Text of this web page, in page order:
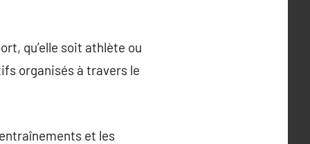
qu’elle soit athlète ou
organisés à travers le
et les